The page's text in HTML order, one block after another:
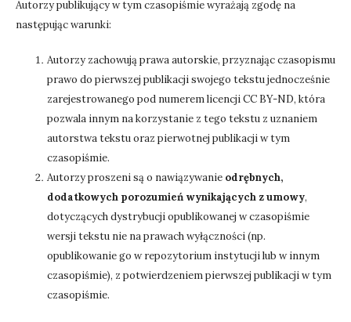
Autorzy publikujący w tym czasopiśmie wyrażają zgodę na
następując warunki:
Autorzy zachowują prawa autorskie, przyznając czasopismu
prawo do pierwszej publikacji swojego tekstu jednocześnie
zarejestrowanego pod numerem licencji CC BY-ND, która
pozwala innym na korzystanie z tego tekstu z uznaniem
autorstwa tekstu oraz pierwotnej publikacji w tym
czasopiśmie.
Autorzy proszeni są o nawiązywanie odrębnych,
dodatkowych porozumień wynikających z umowy,
dotyczących dystrybucji opublikowanej w czasopiśmie
wersji tekstu nie na prawach wyłączności (np.
opublikowanie go w repozytorium instytucji lub w innym
czasopiśmie), z potwierdzeniem pierwszej publikacji w tym
czasopiśmie.